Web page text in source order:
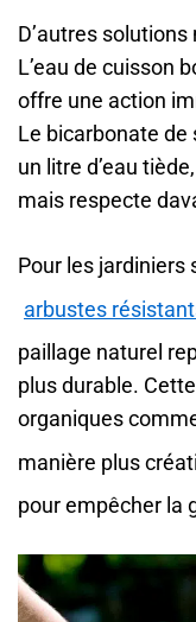
D’autres
L’eau de cuisson
offre une action
Le bicarbonate de
un litre d’eau
mais respecte
Pour les jardiniers
arbustes
paillage naturel
plus durable.
organiques
manière plus
pour empêcher la